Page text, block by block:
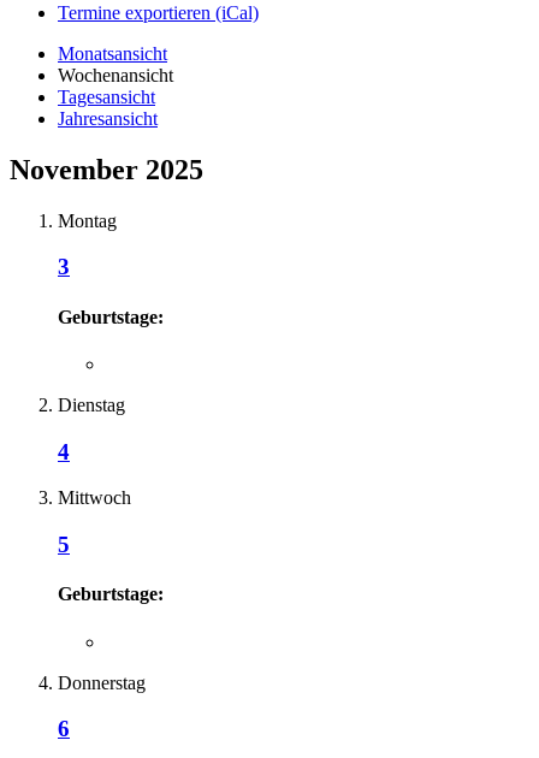
Termine exportieren (iCal)
Monatsansicht
Wochenansicht
Tagesansicht
Jahresansicht
November 2025
Montag
3
Geburtstage:
Dienstag
4
Mittwoch
5
Geburtstage:
Donnerstag
6